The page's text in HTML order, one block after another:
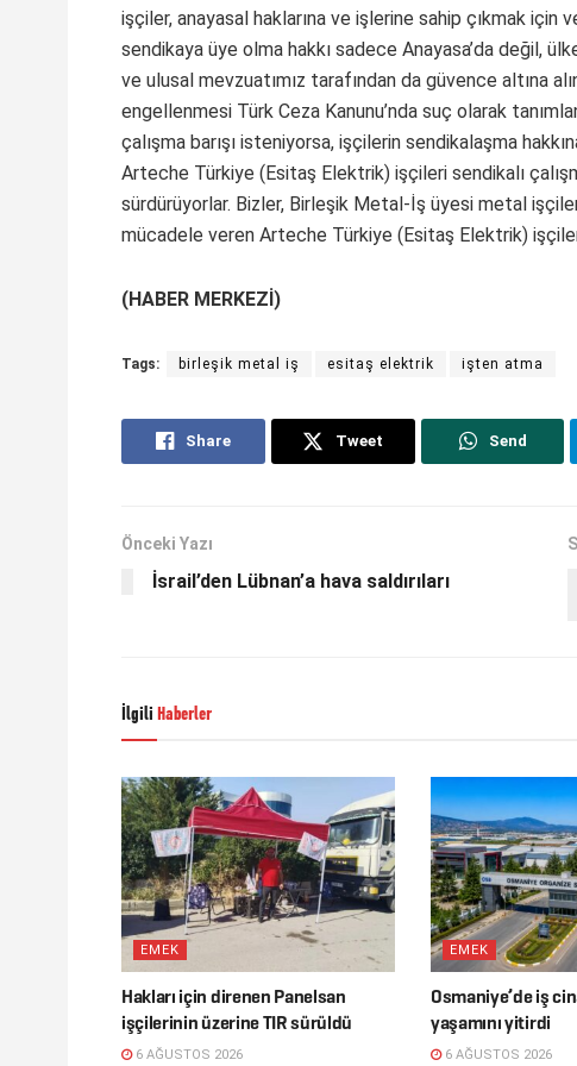
işçiler, anayasal haklarına ve işlerine sahip çıkmak
sendikaya üye olma hakkı sadece Anayasa’da değil,
ve ulusal mevzuatımız tarafından da güvence altına
engellenmesi Türk Ceza Kanunu’nda suç olarak
çalışma barışı isteniyorsa, işçilerin sendikalaşma
Arteche Türkiye (Esitaş Elektrik) işçileri sendikalı
sürdürüyorlar. Bizler, Birleşik Metal-İş üyesi metal
mücadele veren Arteche Türkiye (Esitaş Elektrik)
(HABER MERKEZİ)
Tags: birleşik metal iş esitaş elektrik işten atma
Share Tweet Send
Önceki Yazı
İsrail’den Lübnan’a hava saldırıları
İlgili Haberler
EMEK
Hakları için direnen Panelsan
işçilerinin üzerine TIR sürüldü
6 AĞUSTOS 2026
EMEK
Osmaniye’de iş
yaşamını yitirdi
6 AĞUSTOS 2026